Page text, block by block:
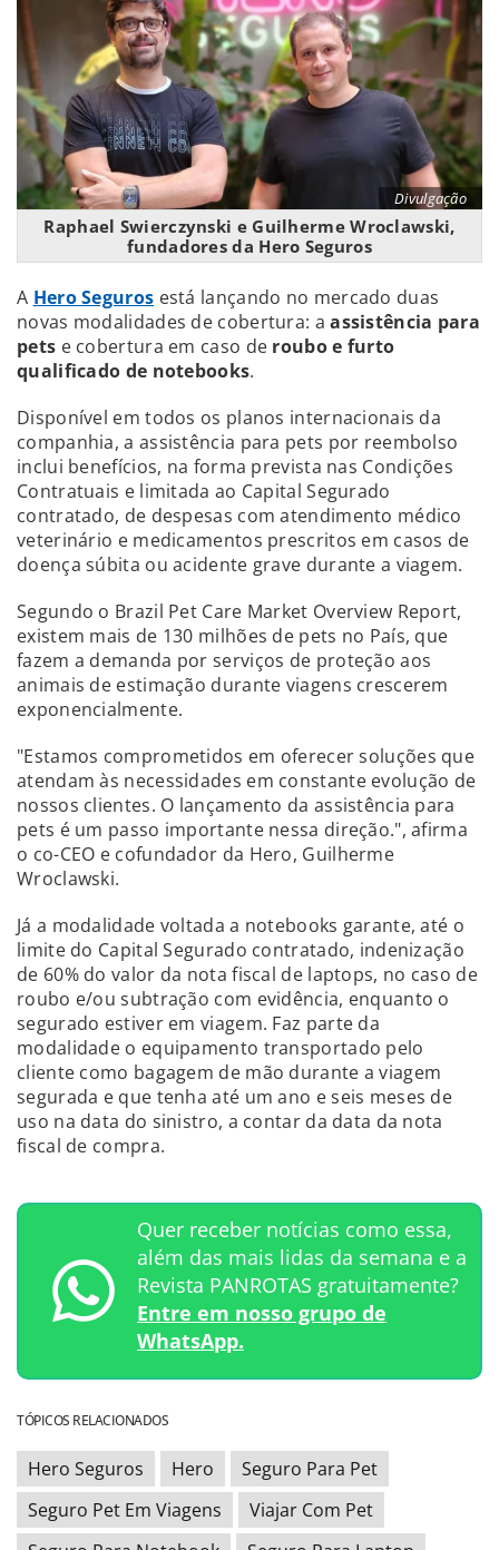
Divulgação
Raphael Swierczynski e Guilherme Wroclawski,
fundadores da Hero Seguros
A Hero Seguros está lançando no mercado duas
novas modalidades de cobertura: aassistência para
pets e cobertura em caso de roubo e furto
qualificado de notebooks.
Disponível em todos os planos internacionais da
companhia, a assistência para pets por reembolso
inclui benefícios, na forma prevista nas Condições
Contratuais e limitada ao Capital Segurado
contratado, de despesas com atendimento médico
veterinário e medicamentos prescritos em casos de
doença súbita ou acidente grave durante a viagem.
Segundo o Brazil Pet Care Market Overview Report,
existem mais de 130 milhões de pets no País, que
fazem a demanda por serviços de proteção aos
animais de estimação durante viagens crescerem
exponencialmente.
"Estamos comprometidos em oferecer soluções que
atendam às necessidades em constante evolução de
nossos clientes. O lançamento da assistência para
pets é um passo importante nessa direção.", afirma
o co-CEO e cofundador da Hero, Guilherme
Wroclawski.
Já a modalidade voltada a notebooks garante, até o
limite do Capital Segurado contratado, indenização
de 60% do valor da nota fiscal de laptops, no caso de
roubo e/ou subtração com evidência, enquanto o
segurado estiver em viagem. Faz parte da
modalidade o equipamento transportado pelo
cliente como bagagem de mão durante a viagem
segurada e que tenha até um ano e seis meses de
uso na data do sinistro, a contar da data da nota
fiscal de compra.
Quer receber notícias como essa,
além das mais lidas da semana e a
Revista PANROTAS gratuitamente?
Entre em nosso grupo de
WhatsApp.
TÓPICOS RELACIONADOS
Hero Seguros Hero
Seguro Para Pet
Seguro Pet Em Viagens
Viajar Com Pet